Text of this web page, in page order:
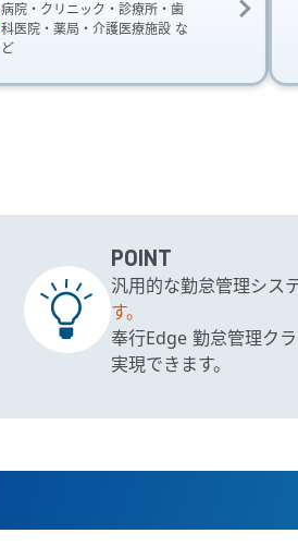
病院・クリニック・診療所・歯
科医院・薬局・介護医療施設 な
ど
POINT
汎用的な勤怠管理シス
す。
奉行Edge 勤怠管理ク
実現できます。